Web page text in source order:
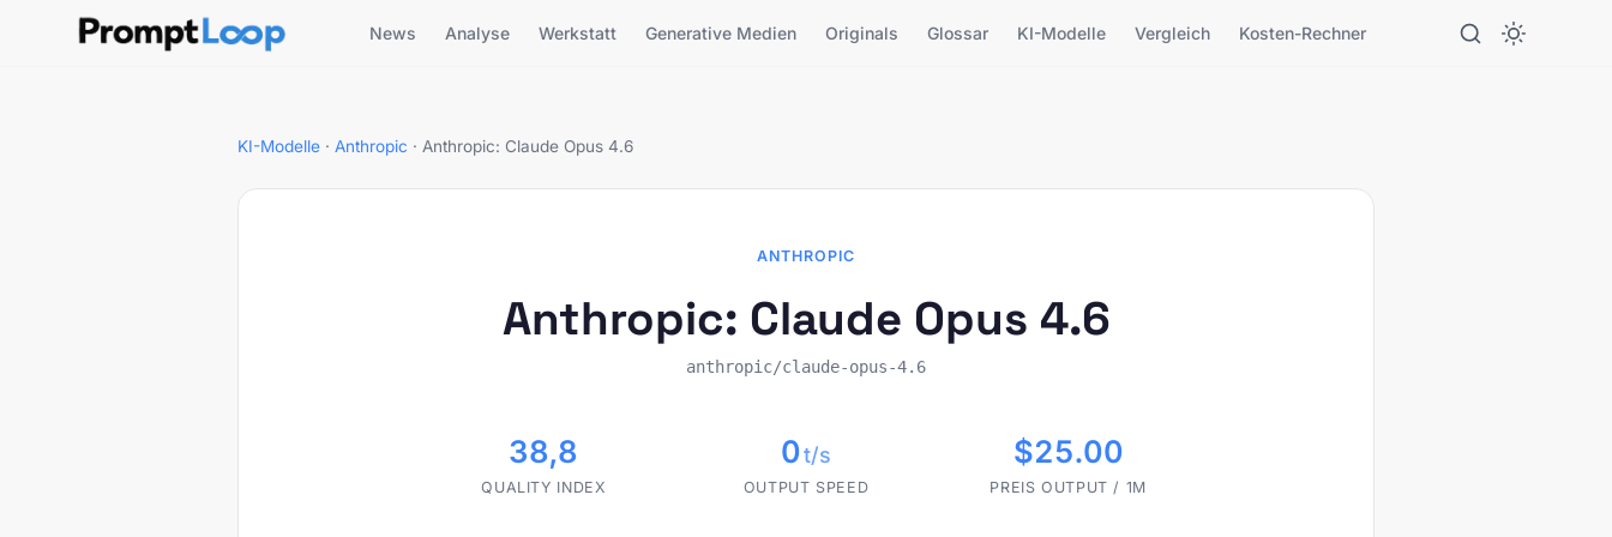
News Analyse Werkstatt Generative Medien Originals Glossar KI-Modelle Vergleich Kosten-Rechner
KI-Modelle · Anthropic · Anthropic: Claude Opus 4.6
ANTHROPIC
Anthropic: Claude Opus 4.6
anthropic/claude-opus-4.6
38,8
QUALITY INDEX
0t/s
OUTPUT SPEED
$25.00
PREIS OUTPUT / 1M